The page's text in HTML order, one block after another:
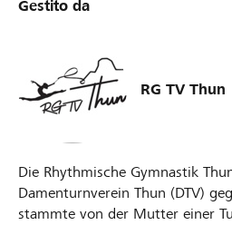
Gestito da
RG TV Thun
Die Rhythmische Gymnastik
Damenturnverein Thun (DTV)
stammte von der Mutter einer